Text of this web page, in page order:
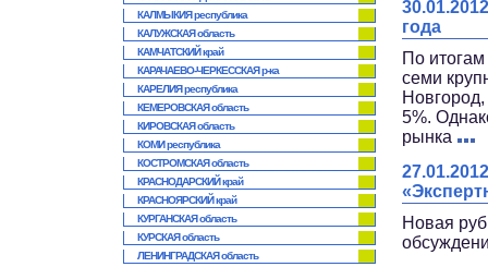
КАЛМЫКИЯ республика
КАЛУЖСКАЯ область
КАМЧАТСКИЙ край
КАРАЧАЕВО-ЧЕРКЕССКАЯ р-ка
КАРЕЛИЯ республика
КЕМЕРОВСКАЯ область
КИРОВСКАЯ область
КОМИ республика
КОСТРОМСКАЯ область
КРАСНОДАРСКИЙ край
КРАСНОЯРСКИЙ край
КУРГАНСКАЯ область
КУРСКАЯ область
ЛЕНИНГРАДСКАЯ область
года
По
семи
5%.
рынка
Новая